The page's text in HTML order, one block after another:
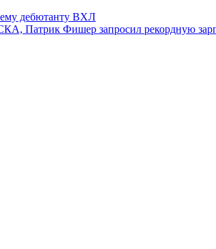
дебютанту ВХЛ
Патрик Фишер запросил рекордную